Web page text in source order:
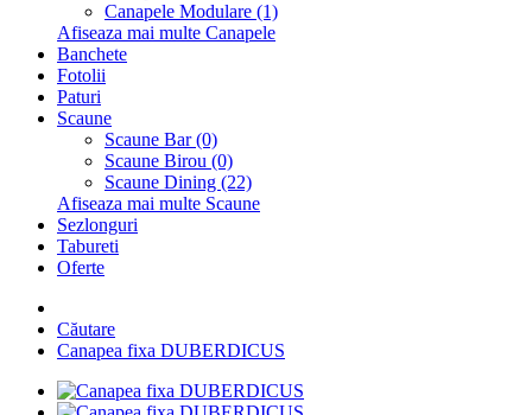
Canapele Modulare (1)
Afiseaza mai multe Canapele
Banchete
Fotolii
Paturi
Scaune
Scaune Bar (0)
Scaune Birou (0)
Scaune Dining (22)
Afiseaza mai multe Scaune
Sezlonguri
Tabureti
Oferte
Căutare
Canapea fixa DUBERDICUS